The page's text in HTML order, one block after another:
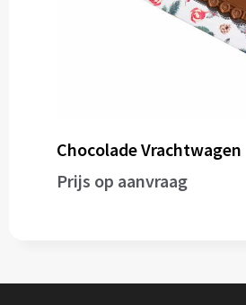
Chocolade Vrachtwagen
Prijs op aanvraag